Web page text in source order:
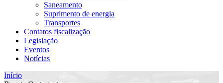
Saneamento
Suprimento de energia
Transportes
Contatos fiscalização
Legislação
Eventos
Notícias
Início